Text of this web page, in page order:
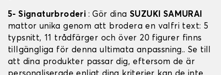
5- Signaturbroderi : Gör dinaSUZUKI SAMURAI
mattor unika genom att brodera en valfri text: 5
typsnitt, 11 trådfärger och över 20 figurer finns
tillgängliga för denna ultimata anpassning.. Se till
att dina produkter passar dig, eftersom de är